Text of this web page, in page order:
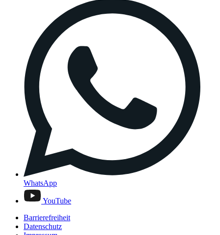
WhatsApp
YouTube
Barrierefreiheit
Datenschutz